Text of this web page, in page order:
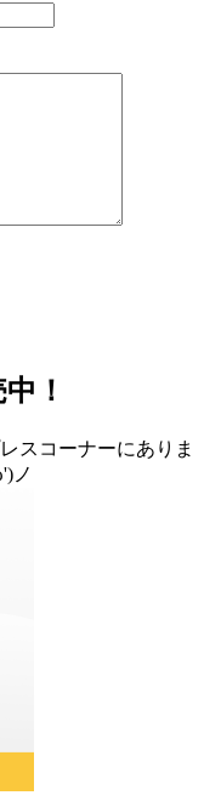
！
スコーナーにありま
ノ